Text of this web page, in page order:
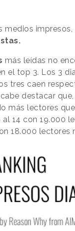
impresos,
más leídas no
el top 3. Los 3
tres caen
destacar
más lectores
14 con 19.000
18.000 lectores